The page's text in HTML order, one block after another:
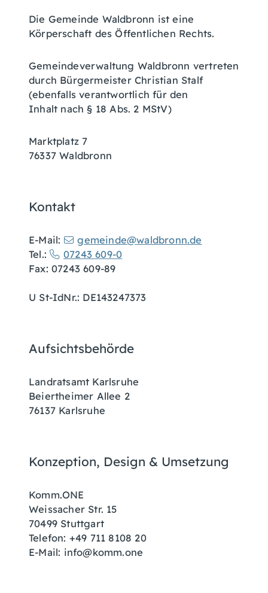
Die Gemeinde Waldbronn ist eine
Körperschaft des Öffentlichen Rechts.
Gemeindeverwaltung Waldbronn vertreten
durch Bürgermeister Christian Stalf
(ebenfalls verantwortlich für den
Inhalt nach § 18 Abs. 2 MStV)
Marktplatz 7
76337 Waldbronn
Kontakt
E-Mail:
gemeinde@waldbronn.de
Tel.:
07243 609-0
Fax: 07243 609-89
U St-IdNr.: DE143247373
Aufsichtsbehörde
Landratsamt Karlsruhe
Beiertheimer Allee 2
76137 Karlsruhe
Konzeption, Design & Umsetzung
Komm.ONE
Weissacher Str. 15
70499 Stuttgart
Telefon: +49 711 8108 20
E-Mail: info@komm.one